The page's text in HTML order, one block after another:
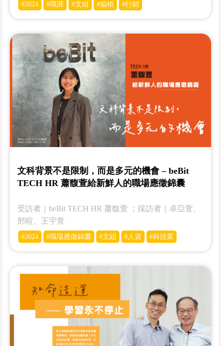
#2024 #職涯 #文組 #協槓 #行銷
文科背景不是限制，而是多元的機會 – beBit
TECH HR 蕭馥萱給新鮮人的職場應徵錦囊
受訪者｜beBit TECH HR 蕭馥萱 ；採訪者｜卓亞萱、
邢暄、王宇萱
#2024 #職場應徵錦囊 #文組 #人資 #科技業